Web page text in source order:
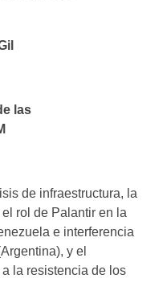
las
de infraestructura, la
el rol de Palantir en la
e interferencia
y el
la resistencia de los